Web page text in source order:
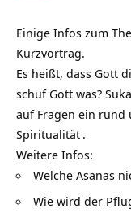
Einige Infos zum
Kurzvortrag.
Es heißt, dass Gott
schuf Gott was?
auf Fragen ein rund
Spiritualität .
Weitere Infos:
Welche Asanas
Wie wird der